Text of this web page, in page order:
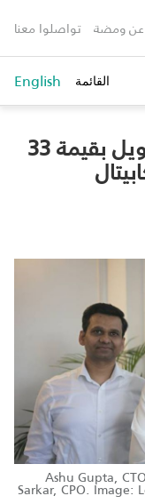
عن ومضة تواصلوا معنا
القائمة English
لين للتقنية المالية تحصد تمويل بقيمة 33
(L-R) Ashu
Sarkar, CPO. Image: